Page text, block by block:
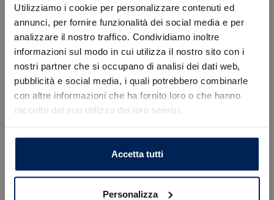
Utilizziamo i cookie per personalizzare contenuti ed
annunci, per fornire funzionalità dei social media e per
analizzare il nostro traffico. Condividiamo inoltre
informazioni sul modo in cui utilizza il nostro sito con i
nostri partner che si occupano di analisi dei dati web,
pubblicità e social media, i quali potrebbero combinarle
con altre informazioni che ha fornito loro o che hanno
raccolto dal suo utilizzo dei loro servizi.
Accetta tutti
Personalizza
Services escluso del Passaggio di proprietà ed
ulteriori spese.
Per informazioni e preventivi personalizzati La
invitiamo a prendere appuntamento con un nostro
consulente dedicato:
• Sede di Trieste, Via Flavia 120 | +39 040 985820
0481 20988
WhatsApp: +39 349 180 5149
E-mail: servizioclienti@blizauto.it
Errore
Caricamento veicoli non riuscito